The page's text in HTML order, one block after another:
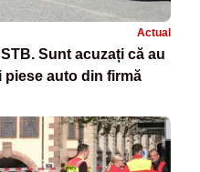
Actual
Sunt acuzați că au
auto din firmă